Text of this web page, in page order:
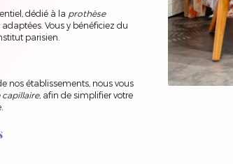
dédié à la prothèse
adaptées. Vous y bénéficiez du
parisien.
nos établissements, nous vous
, afin de simplifier votre